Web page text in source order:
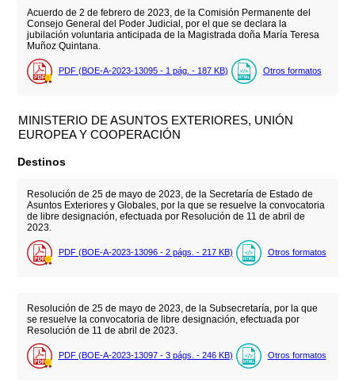
Acuerdo de 2 de febrero de 2023, de la Comisión Permanente del
Consejo General del Poder Judicial, por el que se declara la
jubilación voluntaria anticipada de la Magistrada doña María Teresa
Muñoz Quintana.
PDF (BOE-A-2023-13095 - 1 pág. - 187 KB) Otros formatos
MINISTERIO DE ASUNTOS EXTERIORES, UNIÓN
EUROPEA Y COOPERACIÓN
Destinos
Resolución de 25 de mayo de 2023, de la Secretaría de Estado de
Asuntos Exteriores y Globales, por la que se resuelve la convocatoria
de libre designación, efectuada por Resolución de 11 de abril de
2023.
PDF (BOE-A-2023-13096 - 2 págs. - 217 KB) Otros formatos
Resolución de 25 de mayo de 2023, de la Subsecretaría, por la que
se resuelve la convocatoria de libre designación, efectuada por
Resolución de 11 de abril de 2023.
PDF (BOE-A-2023-13097 - 3 págs. - 246 KB) Otros formatos